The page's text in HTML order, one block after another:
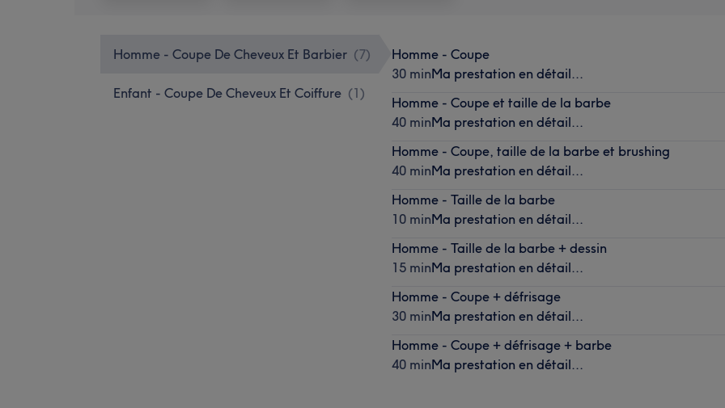
Homme - Coupe De Cheveux Et Barbier (7)
Enfant - Coupe De Cheveux Et Coiffure (1)
Homme - Coupe
30 minMa prestation en détail...
Homme - Coupe et taille de la barbe
40 minMa prestation en détail...
Homme - Coupe, taille de la barbe et brushing
40 minMa prestation en détail...
Homme - Taille de la barbe
10 minMa prestation en détail...
Homme - Taille de la barbe + dessin
15 minMa prestation en détail...
Homme - Coupe + défrisage
30 minMa prestation en détail...
Homme - Coupe + défrisage + barbe
40 minMa prestation en détail...